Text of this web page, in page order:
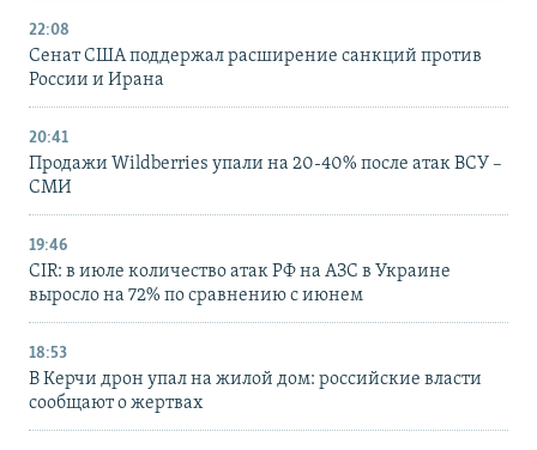
22:08
Сенат США поддержал расширение санкций против
России и Ирана
20:41
Продажи Wildberries упали на 20-40% после атак ВСУ –
СМИ
19:46
CIR: в июле количество атак РФ на АЗС в Украине
выросло на 72% по сравнению с июнем
18:53
В Керчи дрон упал на жилой дом: российские власти
сообщают о жертвах